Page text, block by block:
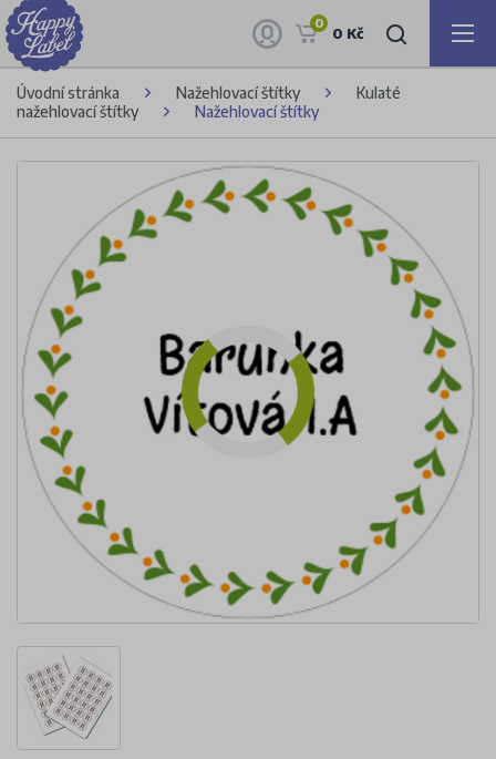
0
0 Kč
Úvodní stránka Nažehlovací štítky
Kulaté
nažehlovací štítky
Nažehlovací štítky